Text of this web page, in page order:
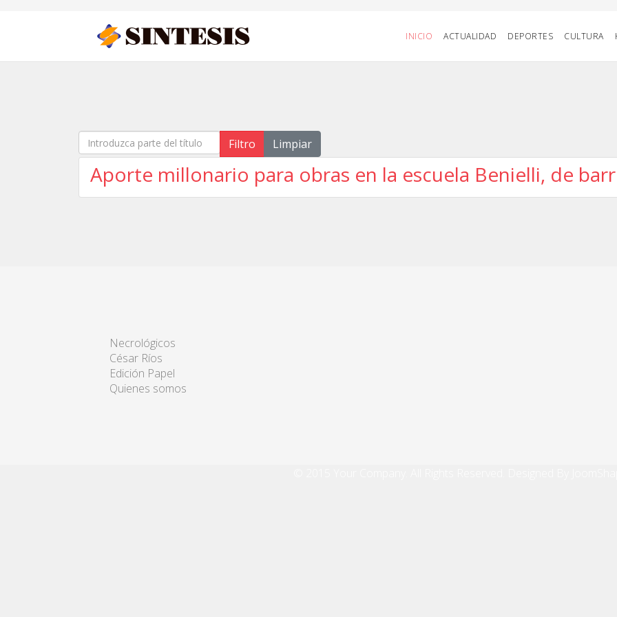
INICIO ACTUALIDAD DEPORTES CULTURA
Introduzca parte del título Filtro Limpiar
Aporte millonario para obras en la escuela Benielli, de
Necrológicos
César Ríos
Edición Papel
Quienes somos